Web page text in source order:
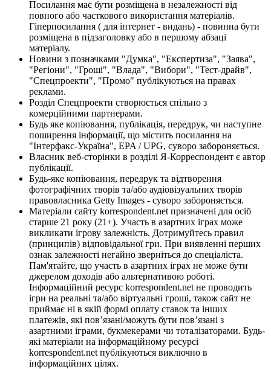
Посилання має бути розміщена в незалежності від
повного або часткового використання матеріалів.
Гіперпосилання ( для інтернет - видань) - повинна бути
розміщена в підзаголовку або в першому абзаці
матеріалу.
Новини з позначками "Думка", "Експертиза", "Заява",
"Регіони", "Гроші", "Влада", "Вибори", "Тест-драйв",
"Спецпроекти", "Промо" публікуються на правах
реклами.
Розділ Спецпроекти створюється спільно з
комерційними партнерами.
Будь яке копіювання, публікація, передрук, чи наступне
поширення інформації, що містить посилання на
"Інтерфакс-Україна", EPA / UPG, суворо забороняється.
Власник веб-сторінки в розділі Я-Корреспондент є автор
публікації.
Будь-яке копіювання, передрук та відтворення
фотографічних творів та/або аудіовізуальних творів
правовласника Getty Images - суворо забороняється.
Матеріали сайту korrespondent.net призначені для осіб
старше 21 року (21+). Участь в азартних іграх може
викликати ігрову залежність. Дотримуйтесь правил
(принципів) відповідальної гри. При виявленні перших
ознак залежності негайно зверніться до спеціаліста.
Пам'ятайте, що участь в азартних іграх не може бути
джерелом доходів або альтернативою роботі.
Інформаційний ресурс korrespondent.net не проводить
ігри на реальні та/або віртуальні гроші, також сайт не
приймає ні в якій формі оплату ставок та інших
платежів, які пов’язані/можуть бути пов’язані з
азартними іграми, букмекерами чи тоталізаторами. Будь-
які матеріали на інформаційному ресурсі
korrespondent.net публікуються виключно в
інформаційних цілях.